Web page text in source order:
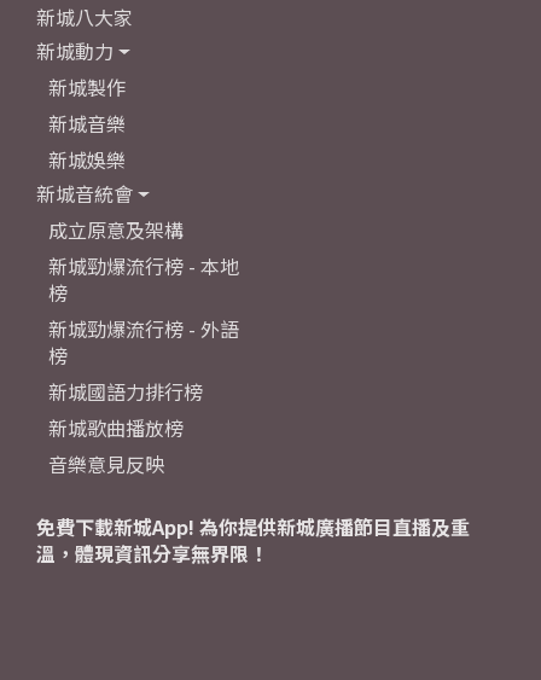
新城八大家
新城動力
新城製作
新城音樂
新城娛樂
新城音統會
成立原意及架構
新城勁爆流行榜 - 本地
榜
新城勁爆流行榜 - 外語
榜
新城國語力排行榜
新城歌曲播放榜
音樂意見反映
免費下載新城App! 為你提供新城廣播節目直播及重
溫，體現資訊分享無界限！